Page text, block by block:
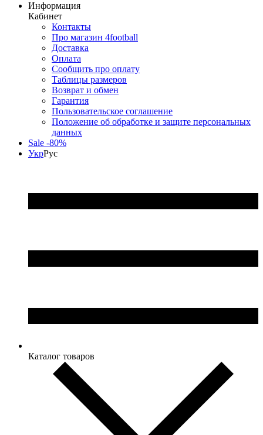
Информация
Кабинет
Контакты
Про магазин 4football
Доставка
Оплата
Сообщить про оплату
Таблицы размеров
Возврат и обмен
Гарантия
Пользовательское соглашение
Положение об обработке и защите персональных
данных
Sale -80%
УкрРус
Каталог товаров